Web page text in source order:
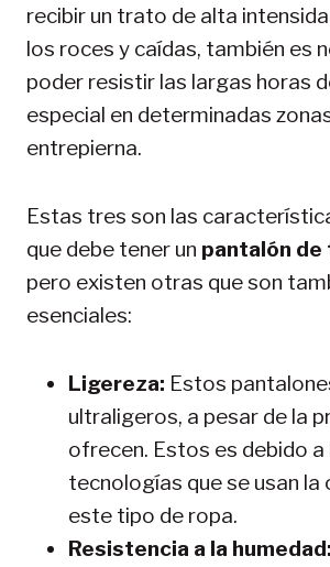
recibir un trato de alta
los roces y caídas, también es
poder resistir las largas horas
especial en determinadas
entrepierna.
Estas tres son las
que debe tener un pantalón
pero existen otras que son
esenciales:
Ligereza: Estos
ultraligeros, a pesar de la
ofrecen. Estos es debido a
tecnologías que se usan la
este tipo de ropa.
Resistencia a la humedad: